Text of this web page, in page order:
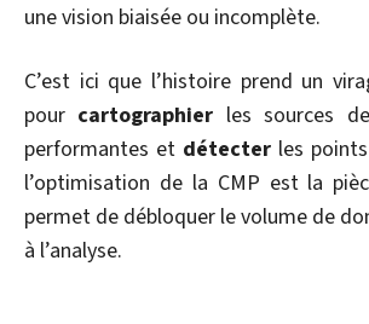
une vision biaisée ou incomplète.
C’est ici que l’histoire prend un
pour cartographier les sources
performantes et détecter les
l’optimisation de la CMP est la
permet de débloquer le volume de
à l’analyse.